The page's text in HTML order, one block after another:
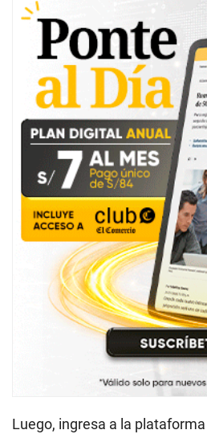
Luego, ingresa a la